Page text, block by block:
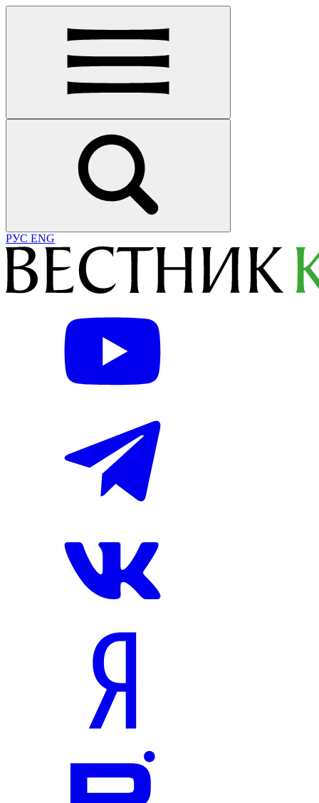
РУС ENG